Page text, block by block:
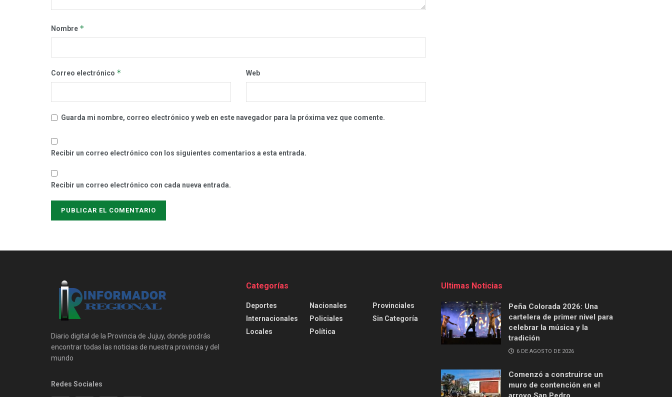
Nombre *
Correo electrónico * Web
Guarda mi nombre, correo electrónico y web en este navegador para la próxima vez que comente.
Recibir un correo electrónico con los siguientes comentarios a esta entrada.
Recibir un correo electrónico con cada nueva entrada.
Diario digital de la Provincia de Jujuy, donde podrás
encontrar todas las noticias de nuestra provincia y del
mundo
Redes Sociales
Categorías
Deportes
Internacionales
Locales
Nacionales
Policiales
Política
Provinciales
Sin Categoría
Ultimas Noticias
Peña Colorada 2026: Una
cartelera de primer nivel para
celebrar la música y la
tradición
6 DE AGOSTO DE 2026
Comenzó a construirse un
muro de contención en el